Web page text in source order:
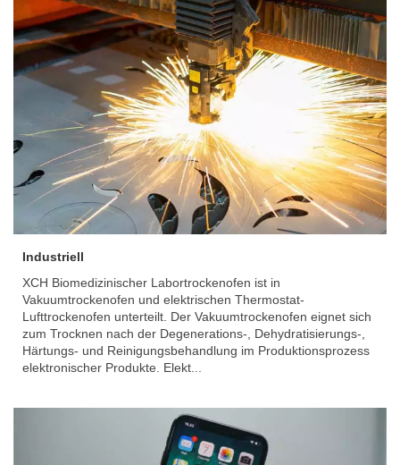
Industriell
XCH Biomedizinischer Labortrockenofen ist in
Vakuumtrockenofen und elektrischen Thermostat-
Lufttrockenofen unterteilt. Der Vakuumtrockenofen eignet sich
zum Trocknen nach der Degenerations-, Dehydratisierungs-,
Härtungs- und Reinigungsbehandlung im Produktionsprozess
elektronischer Produkte. Elekt...